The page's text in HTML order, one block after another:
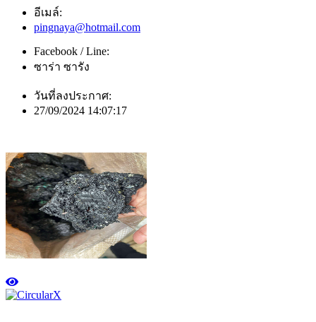
อีเมล์:
pingnaya@hotmail.com
Facebook / Line:
ซาร่า ซารัง
วันที่ลงประกาศ:
27/09/2024 14:07:17